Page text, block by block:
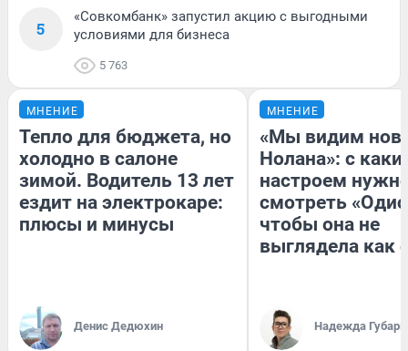
5
«Совкомбанк» запустил акцию с выгодными
условиями для бизнеса
5 763
МНЕНИЕ
Тепло для бюджета, но
холодно в салоне
зимой. Водитель 13 лет
ездит на электрокаре:
плюсы и минусы
Денис Дедюхин
МНЕНИЕ
«Мы видим
Нолана»: с
настроем
смотреть
чтобы она не
выглядела как
Надежда Губарь